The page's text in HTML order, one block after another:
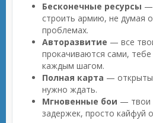
Бесконечные ресурсы —
строить армию, не думая
проблемах.
Авторазвитие — все
прокачиваются сами,
каждым шагом.
Полная карта — открыты
нужно ждать.
Мгновенные бои — твои
задержек, просто кайфуй